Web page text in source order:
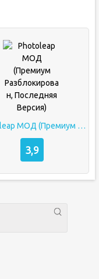
Photoleap МОД (Премиум Разблокирован, Последняя Версия)
3,9